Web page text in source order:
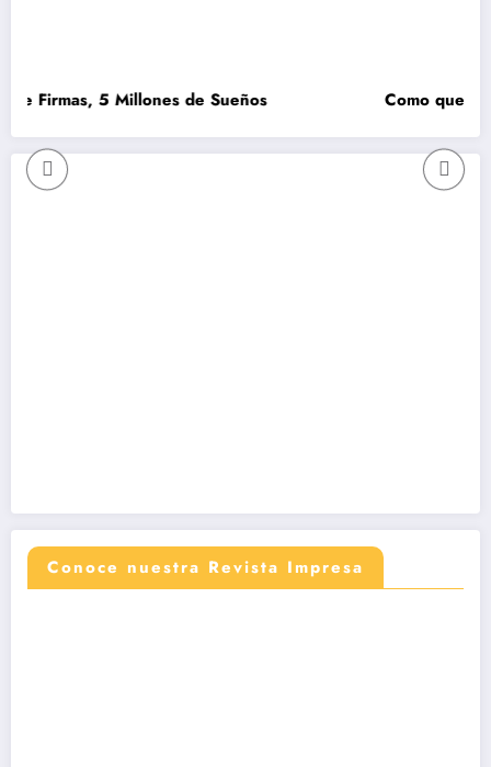
5 Millones de Sueños Como que no se
Conoce nuestra Revista Impresa